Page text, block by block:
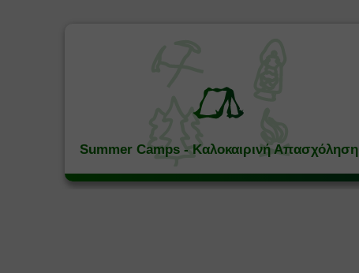
Summer Camps - Καλοκαιρινή Απασχόληση